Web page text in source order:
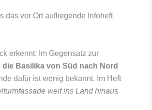
das vor Ort aufliegende Infoheft
erkennt: Im Gegensatz zur
die Basilika von Süd nach Nord
dafür ist wenig bekannt. Im Heft
weit ins Land hinaus